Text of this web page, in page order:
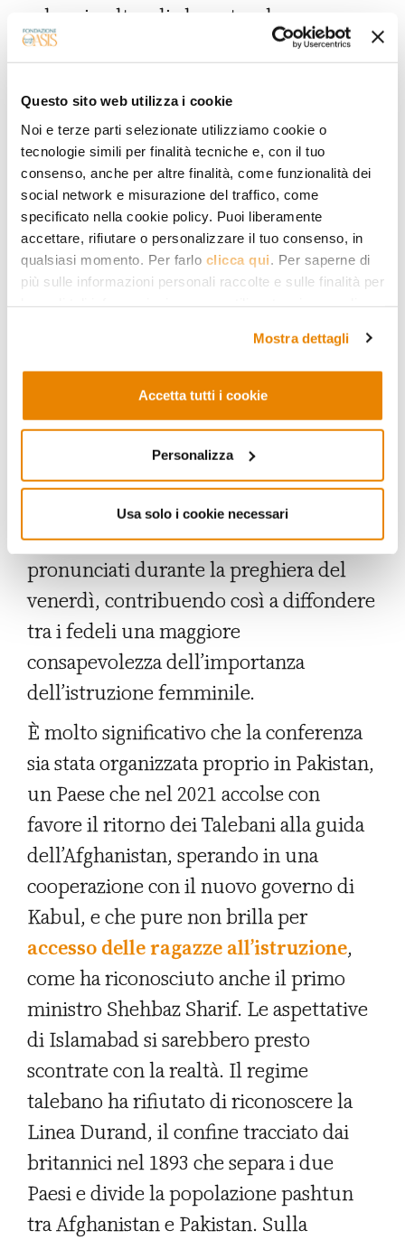
Questo sito web utilizza i cookie
Noi e terze parti selezionate utilizziamo cookie o
tecnologie simili per finalità tecniche e, con il tuo
consenso, anche per altre finalità, come funzionalità dei
social network e misurazione del traffico, come
specificato nella cookie policy. Puoi liberamente
accettare, rifiutare o personalizzare il tuo consenso, in
qualsiasi momento. Per farlo clicca qui . Per saperne di
più sulle informazioni personali raccolte e sulle finalità per
Mostra dettagli
Accetta tutti i cookie
Personalizza
Usa solo i cookie necessari
schemi culturali che ostacolano
l’istruzione femminile e perpetuano
contrastare questa tendenza, il
documento esorta gli organismi
preposti all’emissione di fatwe a
emettere pareri legali favorevoli
all’istruzione femminile, e le istituzioni
scolastiche a creare risorse digitali che
migliorino l’accesso delle ragazze
governi e i media del mondo islamico a
promuovere campagne e programmi
educativi per sensibilizzare l’opinione
pubblica su questo tema. Allo stesso
tempo, invita gli ulema, gli imam e le
guide religiose a trattare il tema dei
diritti delle donne nei sermoni
pronunciati durante la preghiera del
venerdì, contribuendo così a diffondere
tra i fedeli una maggiore
consapevolezza dell’importanza
dell’istruzione femminile.
È molto significativo che la conferenza
sia stata organizzata proprio in Pakistan,
un Paese che nel 2021 accolse con
favore il ritorno dei Talebani alla guida
dell’Afghanistan, sperando in una
cooperazione con il nuovo governo di
Kabul, e che pure non brilla per
accesso delle ragazze all’istruzione,
come ha riconosciuto anche il primo
ministro Shehbaz Sharif. Le aspettative
di Islamabad si sarebbero presto
scontrate con la realtà. Il regime
talebano ha rifiutato di riconoscere la
Linea Durand, il confine tracciato dai
britannici nel 1893 che separa i due
Paesi e divide la popolazione pashtun
tra Afghanistan e Pakistan. Sulla